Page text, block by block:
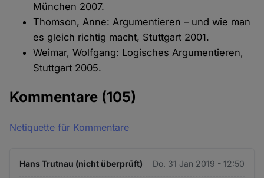
München 2007.
Thomson, Anne: Argumentieren – und wie man
es gleich richtig macht, Stuttgart 2001.
Weimar, Wolfgang: Logisches Argumentieren,
Stuttgart 2005.
Kommentare (105)
Netiquette für Kommentare
Hans Trutnau (nicht überprüft) Do. 31 Jan 2019 - 12:50